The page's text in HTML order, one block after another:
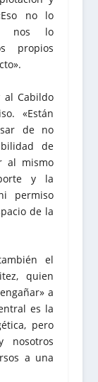
no lo
nos lo
propios
al Cabildo
«Están
de no
de
al mismo
y la
permiso
de la
el
quien
a
es la
pero
nosotros
a una